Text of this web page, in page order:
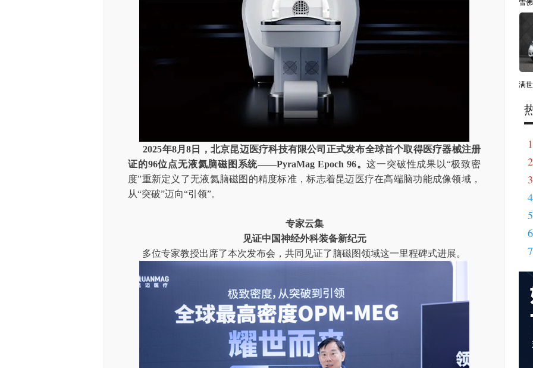
2025年8月8日，北京昆迈医疗科技有限公司正式发布全球首个取得医疗器械注册
证的96位点无液氦脑磁图系统——PyraMag Epoch 96。这一突破性成果以“极致密
度”重新定义了无液氦脑磁图的精度标准，标志着昆迈医疗在高端脑功能成像领域，
从“突破”迈向“引领”。
专家云集
见证中国神经外科装备新纪元
多位专家教授出席了本次发布会，共同见证了脑磁图领域这一里程碑式进展。
雪
满
1
2
3
4
5
6
7